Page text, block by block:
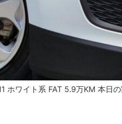
ワイト系 FAT 5.9万KM 本日